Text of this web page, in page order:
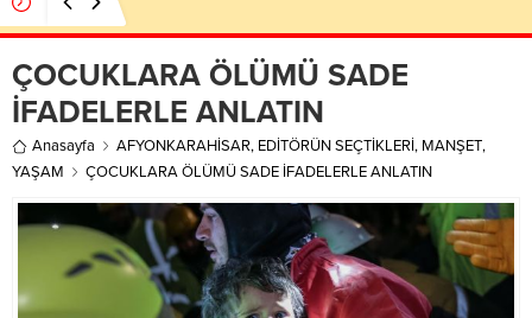
ÇOCUKLARA ÖLÜMÜ SADE
İFADELERLE ANLATIN
Anasayfa AFYONKARAHİSAR, EDİTÖRÜN SEÇTİKLERİ, MANŞET,
YAŞAM
ÇOCUKLARA ÖLÜMÜ SADE İFADELERLE ANLATIN